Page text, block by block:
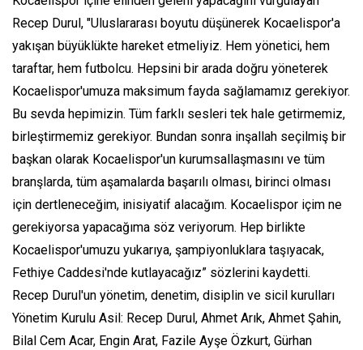
Recep Durul, "Uluslararası boyutu düşünerek Kocaelispor'a
yakışan büyüklükte hareket etmeliyiz. Hem yönetici, hem
taraftar, hem futbolcu. Hepsini bir arada doğru yöneterek
Kocaelispor'umuza maksimum fayda sağlamamız gerekiyor.
Bu sevda hepimizin. Tüm farklı sesleri tek hale getirmemiz,
birleştirmemiz gerekiyor. Bundan sonra inşallah seçilmiş bir
başkan olarak Kocaelispor'un kurumsallaşmasını ve tüm
branşlarda, tüm aşamalarda başarılı olması, birinci olması
için dertleneceğim, inisiyatif alacağım. Kocaelispor içim ne
gerekiyorsa yapacağıma söz veriyorum. Hep birlikte
Kocaelispor'umuzu yukarıya, şampiyonluklara taşıyacak,
Fethiye Caddesi'nde kutlayacağız” sözlerini kaydetti.
Recep Durul'un yönetim, denetim, disiplin ve sicil kurulları
Yönetim Kurulu Asil: Recep Durul, Ahmet Arık, Ahmet Şahin,
Bilal Cem Acar, Engin Arat, Fazile Ayşe Özkurt, Gürhan